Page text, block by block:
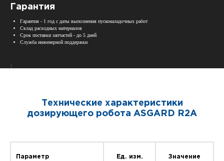
Гарантия
Гарантия - 1 год с даты выполнения пусконаладочных работ
Склад расходных материалов
Срок поставки запчастей - до 5 дней
Служба инженерной поддержки
Технические характеристики
дозирующего робота ASGARD R2A
Параметр Ед. изм. Значение